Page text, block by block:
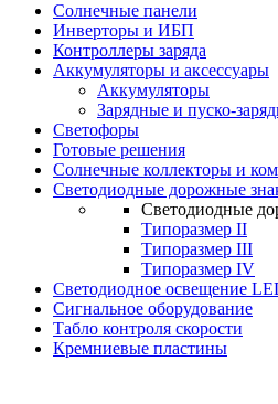
Солнечные панели
Инверторы и ИБП
Контроллеры заряда
Аккумуляторы и аксессуары
Аккумуляторы
Зарядные и пуско-
Светофоры
Готовые решения
Солнечные коллекторы и
Светодиодные дорожные
Светодиодные
Типоразмер II
Типоразмер III
Типоразмер IV
Светодиодное освещение
Сигнальное оборудование
Табло контроля скорости
Кремниевые пластины